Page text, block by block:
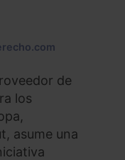
de
los
asume una